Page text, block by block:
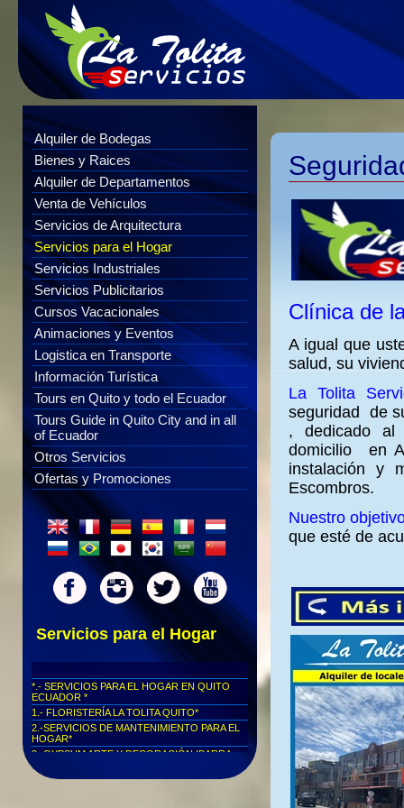
Clínica de
A igual que
salud, su
La Tolita
seguridad de
, dedicado al
domicilio en
instalación y
Escombros.
Nuestro
que esté de
Alquiler de Bodegas
Bienes y Raices
Alquiler de Departamentos
Venta de Vehículos
Servicios de Arquitectura
Servicios para el Hogar
Servicios Industriales
Servicios Publicitarios
Cursos Vacacionales
Animaciones y Eventos
Logistica en Transporte
Información Turística
Tours en Quito y todo el Ecuador
Tours Guide in Quito City and in all
of Ecuador
Otros Servicios
Ofertas y Promociones
Servicios para el Hogar
*.- SERVICIOS PARA EL HOGAR EN QUITO
ECUADOR *
1.- FLORISTERÍA LA TOLITA QUITO*
2.-SERVICIOS DE MANTENIMIENTO PARA EL
HOGAR*
3.-GYPSUM ARTE Y DECORACIÓN IBARRA -
ECUADOR*
*.- FLORISTERÍA LA TOLITA QUITO